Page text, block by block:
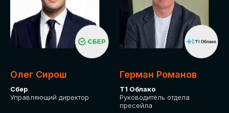
Олег Сирош
Сбер
Управляющий директор
Герман Романов
Т1 Облако
Руководитель отдела
пресейла